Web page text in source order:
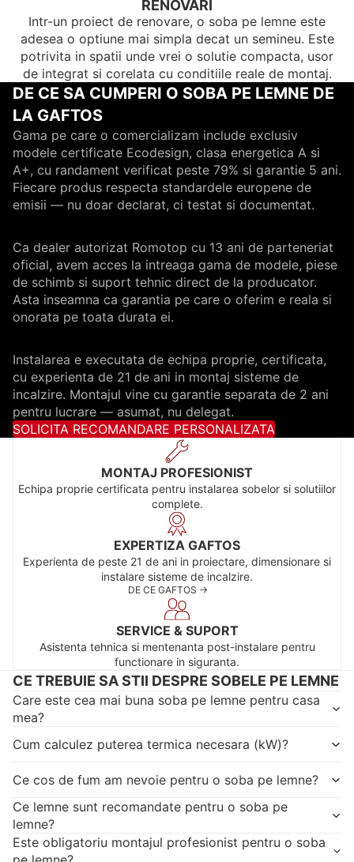
RENOVARI
Intr-un proiect de renovare, o soba pe lemne este
adesea o optiune mai simpla decat un semineu. Este
potrivita in spatii unde vrei o solutie compacta, usor
de integrat si corelata cu conditiile reale de montaj.
DE CE SA CUMPERI O SOBA PE LEMNE DE
LA GAFTOS
Gama pe care o comercializam include exclusiv
modele certificate Ecodesign, clasa energetica A si
A+, cu randament verificat peste 79% si garantie 5 ani.
Fiecare produs respecta standardele europene de
emisii — nu doar declarat, ci testat si documentat.
Ca dealer autorizat Romotop cu 13 ani de parteneriat
oficial, avem acces la intreaga gama de modele, piese
de schimb si suport tehnic direct de la producator.
Asta inseamna ca garantia pe care o oferim e reala si
onorata pe toata durata ei.
Instalarea e executata de echipa proprie, certificata,
cu experienta de 21 de ani in montaj sisteme de
incalzire. Montajul vine cu garantie separata de 2 ani
pentru lucrare — asumat, nu delegat.
SOLICITA RECOMANDARE PERSONALIZATA
MONTAJ PROFESIONIST
Echipa proprie certificata pentru instalarea sobelor si solutiilor
complete.
EXPERTIZA GAFTOS
Experienta de peste 21 de ani in proiectare, dimensionare si
instalare sisteme de incalzire.
DE CE GAFTOS ->
SERVICE & SUPORT
Asistenta tehnica si mentenanta post-instalare pentru
functionare in siguranta.
CE TREBUIE SA STII DESPRE SOBELE PE LEMNE
Care este cea mai buna soba pe lemne pentru casa
mea?
Cum calculez puterea termica necesara (kW)?
Ce cos de fum am nevoie pentru o soba pe lemne?
Ce lemne sunt recomandate pentru o soba pe
lemne?
Este obligatoriu montajul profesionist pentru o soba